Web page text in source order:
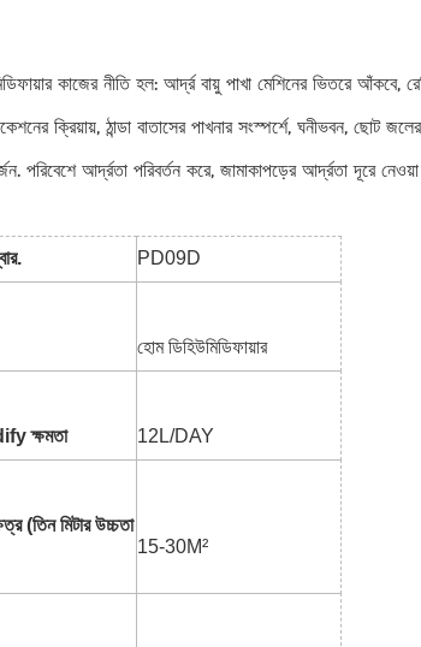
কাজের নীতি হল: আর্দ্র বায়ু পাখা মেশিনের ভিতরে
ক্রিয়ায়, ঠান্ডা বাতাসের পাখনার সংস্পর্শে, ঘনীভবন,
পরিবেশে আর্দ্রতা পরিবর্তন করে, জামাকাপড়ের আর্দ্রতা দূরে
PD09D
হোম ডিহিউমিডিফায়ার
ক্ষমতা 12L/DAY
(তিন মিটার উচ্চতা
15-30M²